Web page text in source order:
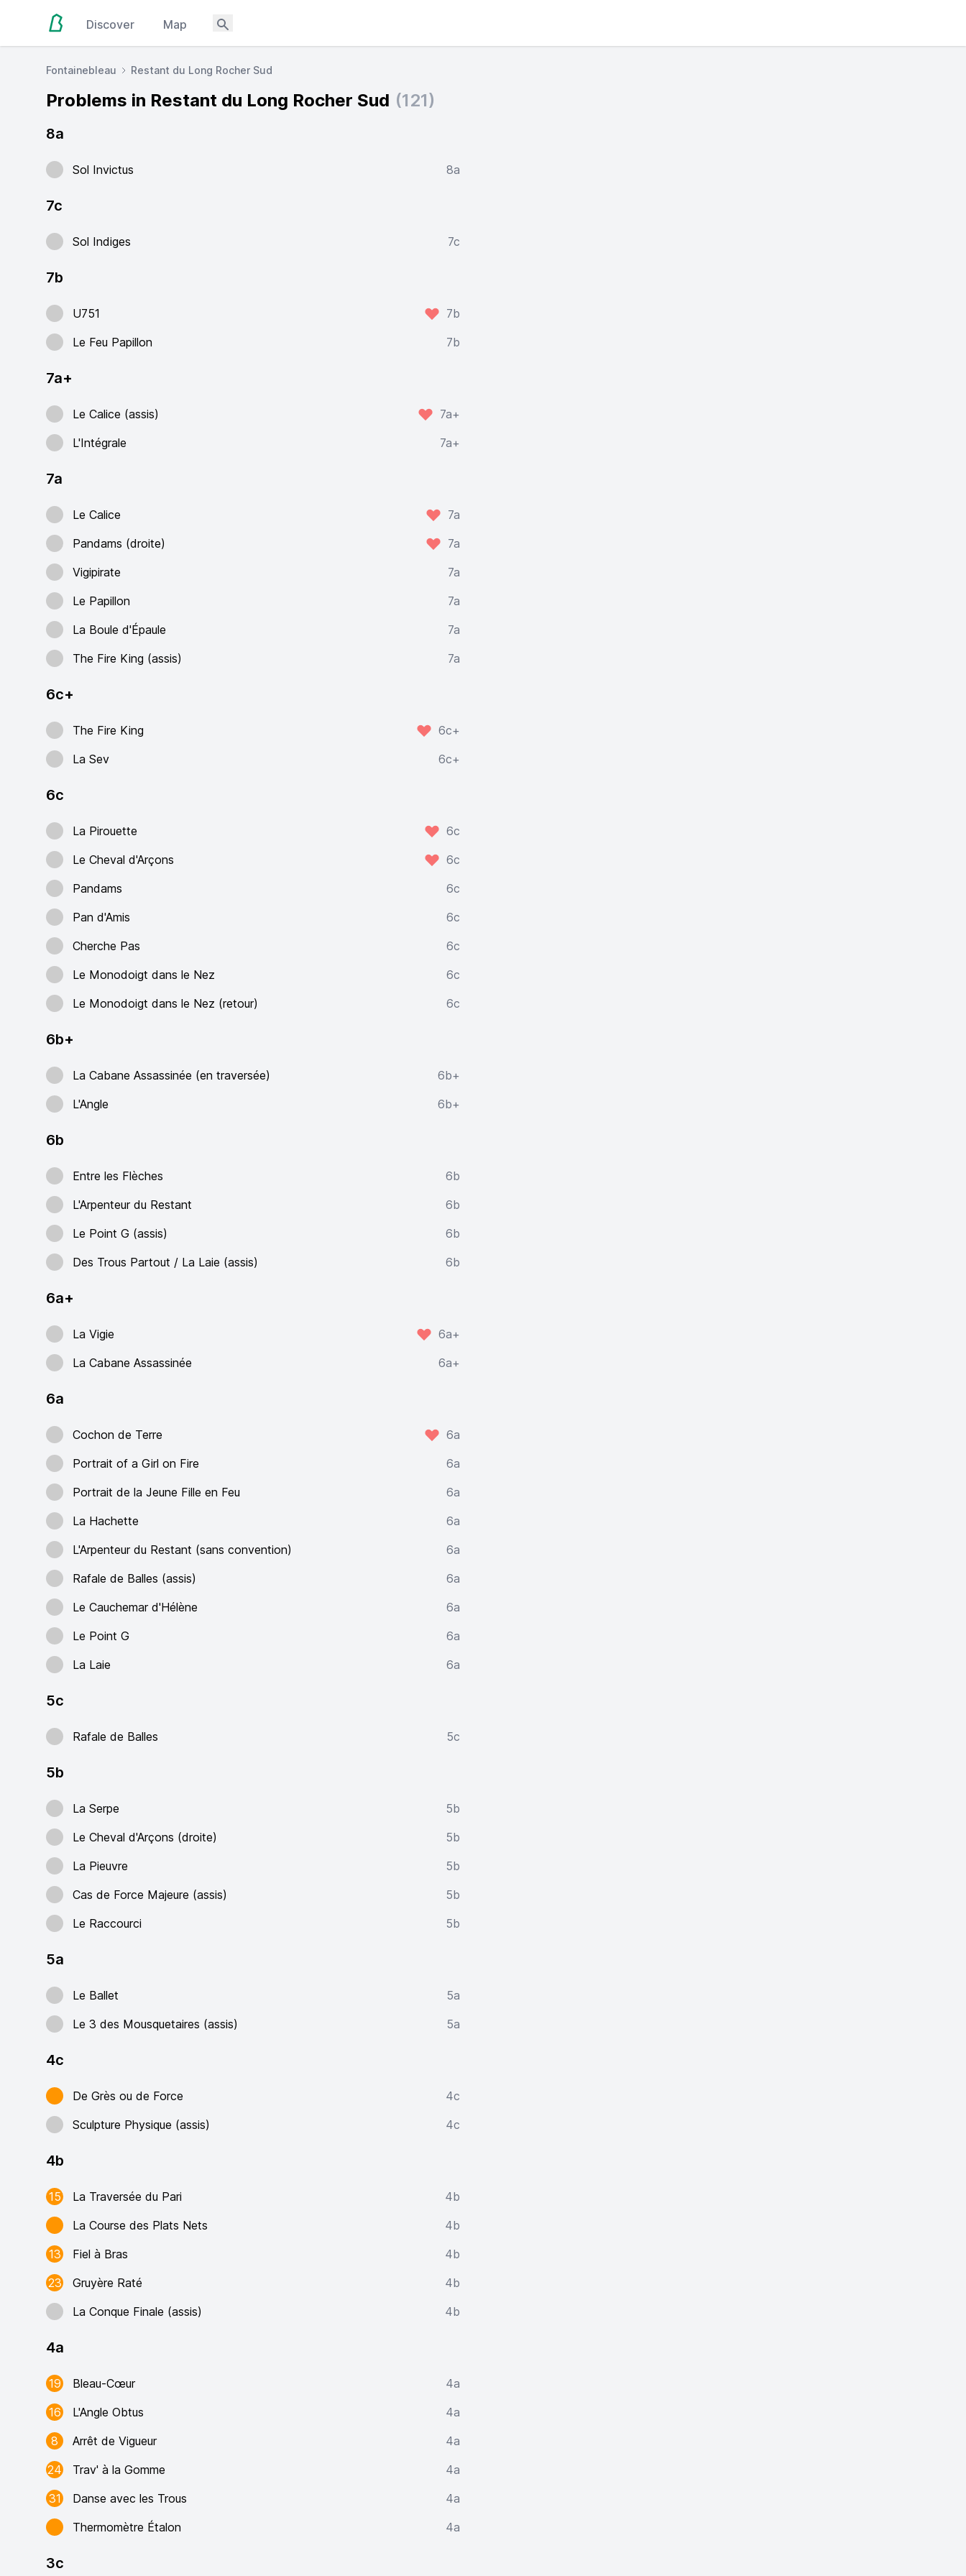
Discover Map
Fontainebleau Restant du Long Rocher Sud
Problems in Restant du Long Rocher Sud (121)
8a
Sol Invictus 8a
7c
Sol Indiges 7c
7b
U751
7b
Le Feu Papillon
7b
7a+
Le Calice (assis)
7a+
L'Intégrale
7a+
7a
Le Calice
7a
Pandams (droite)
7a
Vigipirate
7a
Le Papillon
7a
La Boule d'Épaule
7a
The Fire King (assis)
7a
6c+
The Fire King
6c+
La Sev
6c+
6c
La Pirouette
6c
Le Cheval d'Arçons
6c
Pandams
6c
Pan d'Amis
6c
Cherche Pas
6c
Le Monodoigt dans le Nez
6c
Le Monodoigt dans le Nez (retour)
6c
6b+
La Cabane Assassinée (en traversée)
6b+
L'Angle
6b+
6b
Entre les Flèches
6b
L'Arpenteur du Restant
6b
Le Point G (assis)
6b
Des Trous Partout / La Laie (assis)
6b
6a+
La Vigie
6a+
La Cabane Assassinée
6a+
6a
Cochon de Terre
6a
Portrait of a Girl on Fire
6a
Portrait de la Jeune Fille en Feu
6a
La Hachette
6a
L'Arpenteur du Restant (sans convention)
6a
Rafale de Balles (assis)
6a
Le Cauchemar d'Hélène
6a
Le Point G
6a
La Laie
6a
5c
Rafale de Balles 5c
5b
La Serpe
5b
Le Cheval d'Arçons (droite)
5b
La Pieuvre
5b
Cas de Force Majeure (assis)
5b
Le Raccourci
5b
5a
Le Ballet
5a
Le 3 des Mousquetaires (assis)
5a
4c
De Grès ou de Force
4c
Sculpture Physique (assis)
4c
4b
15 La Traversée du Pari
4b
La Course des Plats Nets
4b
13
Fiel à Bras
4b
23
Gruyère Raté
4b
La Conque Finale (assis)
4b
4a
19 Bleau-Cœur
4a
16
L'Angle Obtus
4a
8
Arrêt de Vigueur
4a
24
Trav' à la Gomme
4a
31
Danse avec les Trous
4a
Thermomètre Étalon
4a
3c